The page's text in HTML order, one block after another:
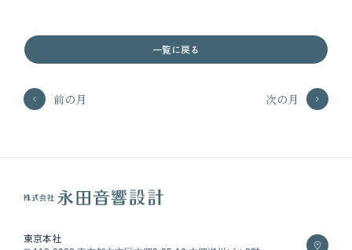
前の月
一覧に戻る
次の月
東京本社